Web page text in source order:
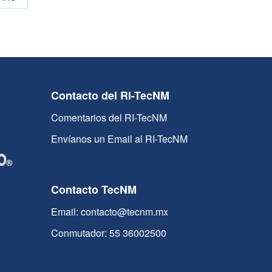
Contacto del RI-TecNM
Comentarios del RI-TecNM
Envíanos un Email al RI-TecNM
Contacto TecNM
Email: contacto@tecnm.mx
Conmutador: 55 36002500